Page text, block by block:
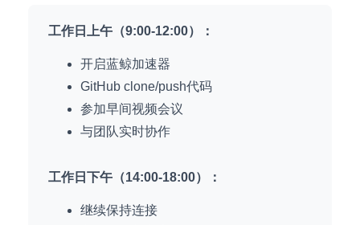
工作日上午（9:00-12:00）：
开启蓝鲸加速器
GitHub clone/push代码
参加早间视频会议
与团队实时协作
工作日下午（14:00-18:00）：
继续保持连接